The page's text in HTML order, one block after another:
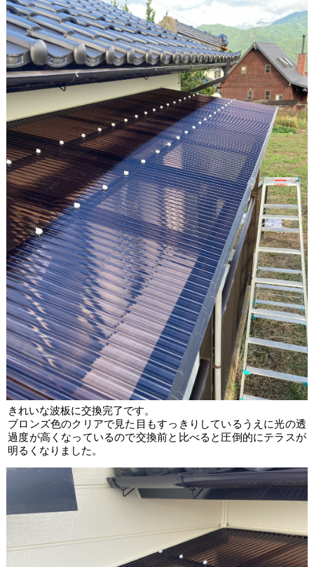
きれいな波板に交換完了です。
ブロンズ色のクリアで見た目もすっきりしているうえに光の透
過度が高くなっているので交換前と比べると圧倒的にテラスが
明るくなりました。